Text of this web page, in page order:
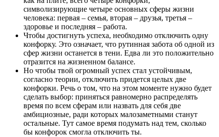
символизирующие четыре основных сферы жизни
человека: первая – семья, вторая – друзья, третья –
здоровье и последняя – работа.
Чтобы достигнуть успеха, необходимо отключить одну
конфорку. Это означает, что рутинная забота об одной из
сфер жизни останется в тени. Едва ли это положительно
отразится на жизненном балансе.
Но чтобы твой огромный успех стал устойчивым,
согласно теории, отключить придется целых две
конфорки. Речь о том, что на этом моменте нужно будет
сделать выбор: приняться равномерно распределять
время по всем сферам или назвать для себя две
амбициозные, ради которых малозаметными станут
остальные. Тут самое время подумать над тем, сколько
бы конфорок смогла отключить ты.